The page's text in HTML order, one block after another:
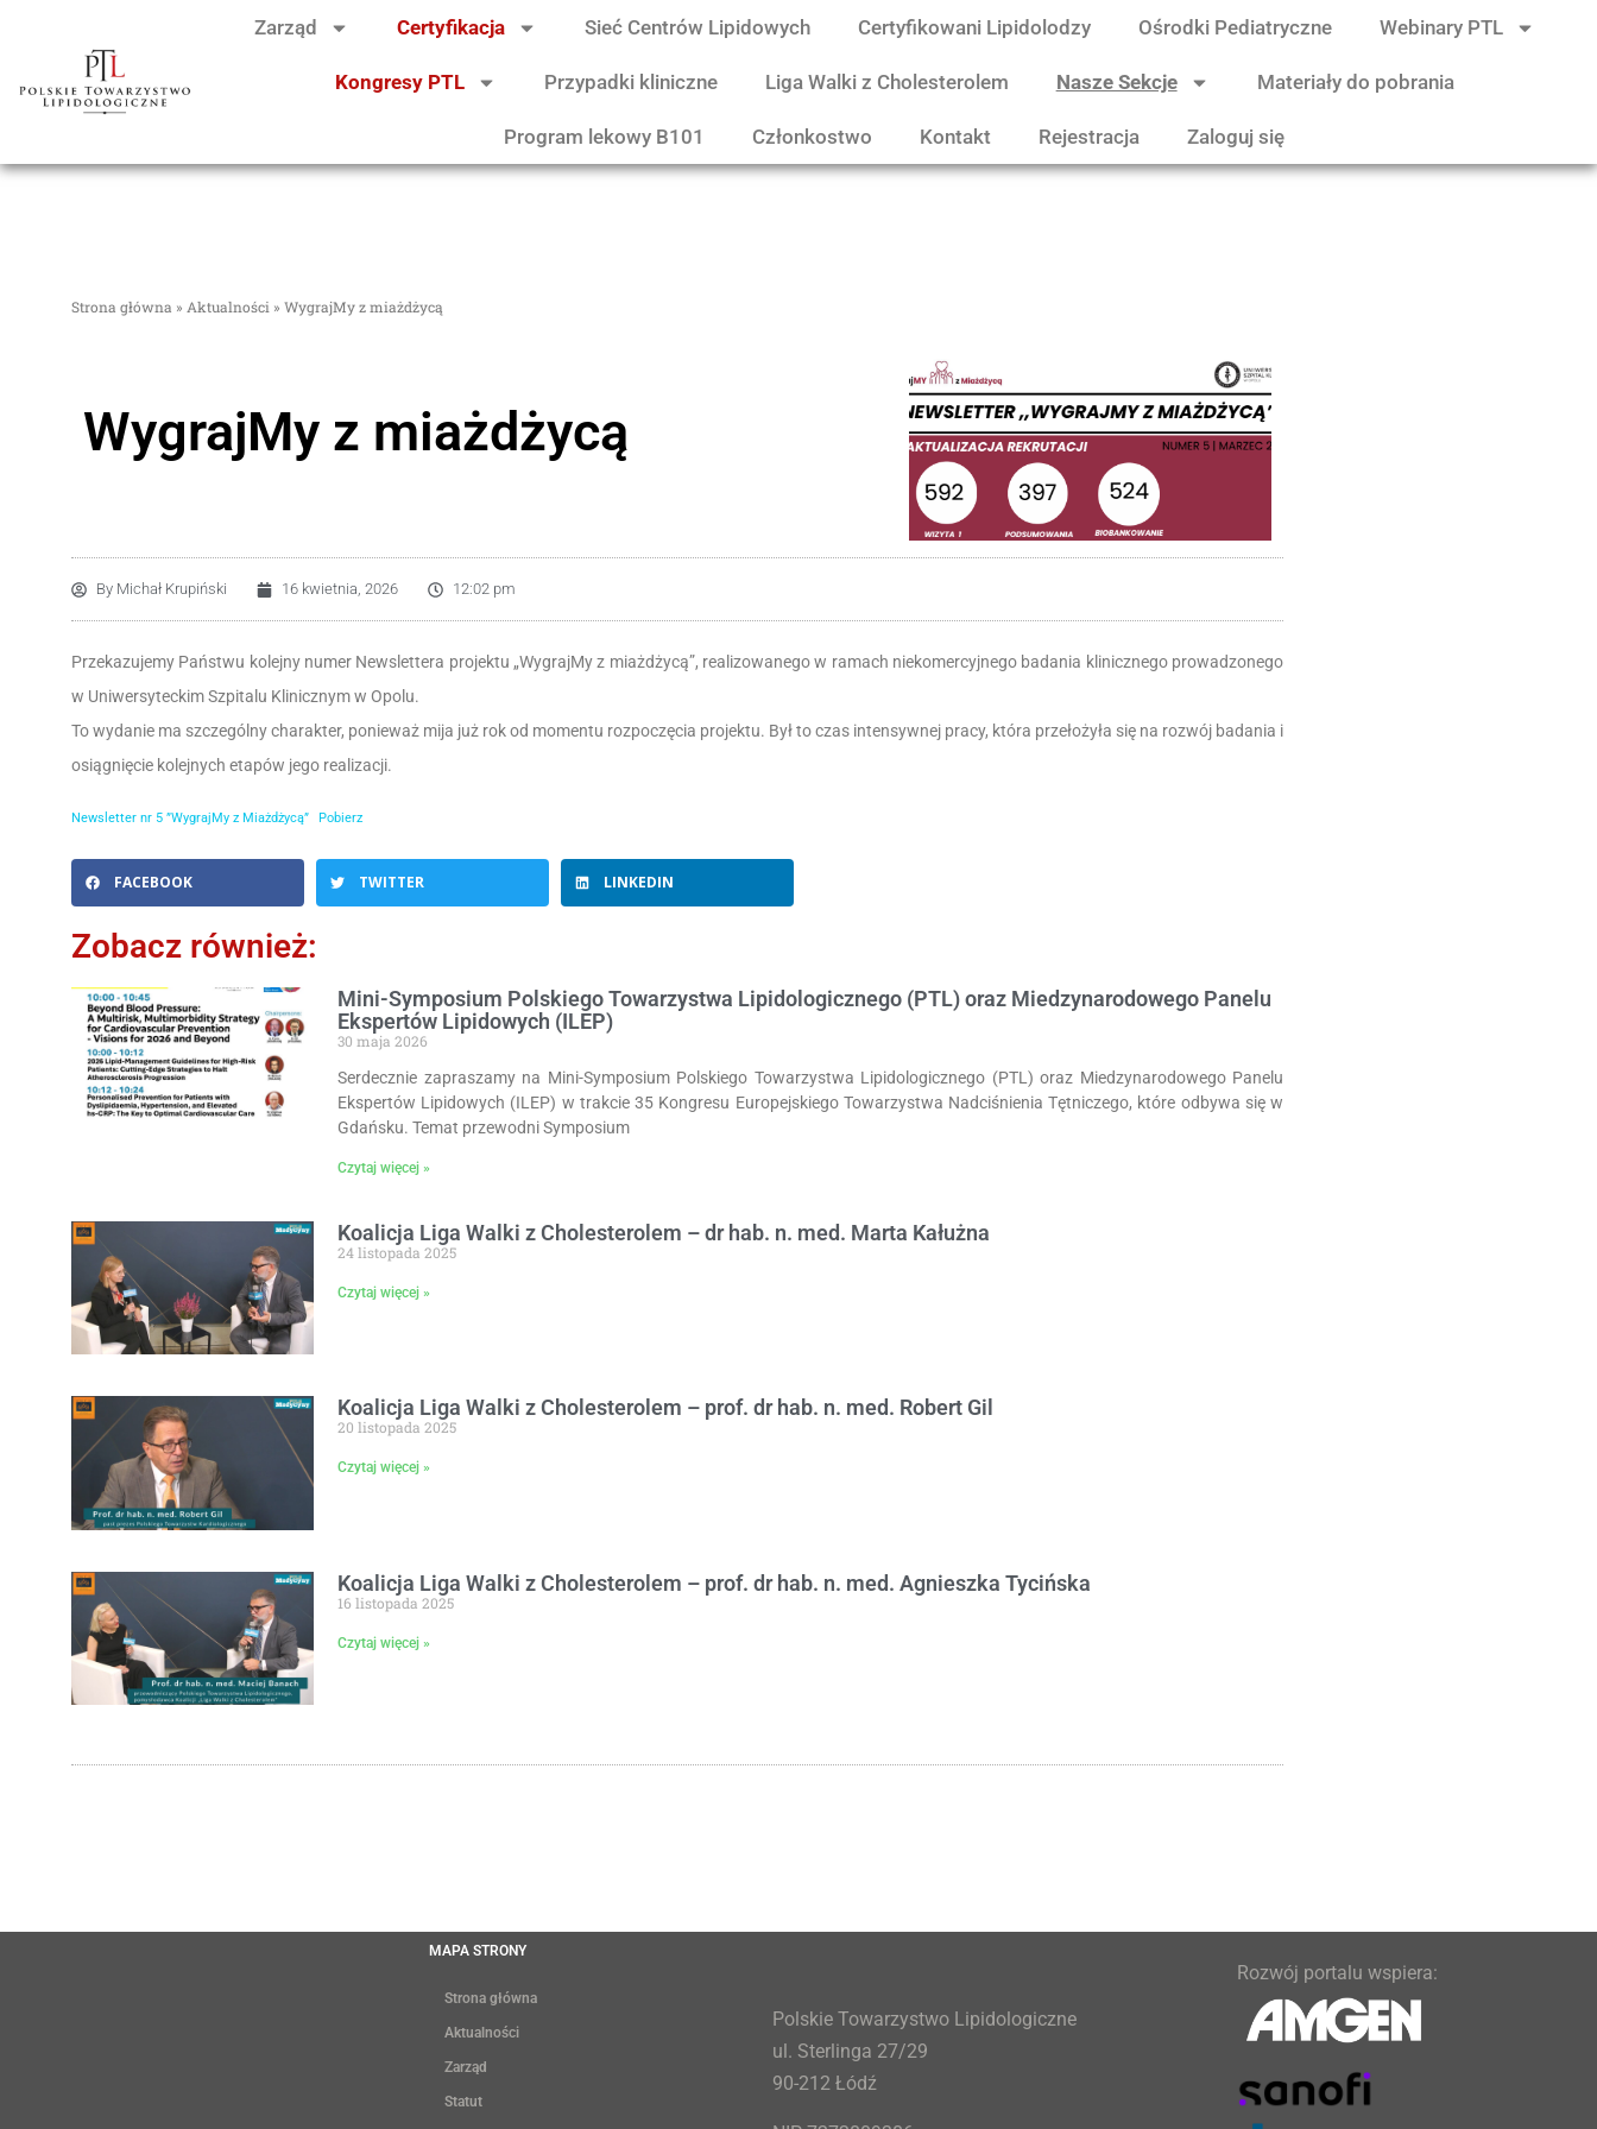
Zarząd Certyfikacja Sieć Centrów Lipidowych Certyfikowani Lipidolodzy Ośrodki Pediatryczne Webinary PTL
Kongresy PTL Przypadki kliniczne Liga Walki z Cholesterolem Nasze Sekcje Materiały do pobrania
Program lekowy B101 Członkostwo Kontakt Rejestracja Zaloguj się
Strona główna » Aktualności » WygrajMy z miażdżycą
WygrajMy z miażdżycą
By Michał Krupiński 16 kwietnia, 2026 12:02 pm
Przekazujemy Państwu kolejny numer Newslettera projektu „WygrajMy z miażdżycą”, realizowanego w ramach niekomercyjnego badania klinicznego prowadzonego
w Uniwersyteckim Szpitalu Klinicznym w Opolu.
To wydanie ma szczególny charakter, ponieważ mija już rok od momentu rozpoczęcia projektu. Był to czas intensywnej pracy, która przełożyła się na rozwój badania i
osiągnięcie kolejnych etapów jego realizacji.
Newsletter nr 5 ”WygrajMy z Miażdżycą” Pobierz
FACEBOOK TWITTER LINKEDIN
Zobacz również:
Mini-Symposium Polskiego Towarzystwa Lipidologicznego (PTL) oraz Miedzynarodowego Panelu
Ekspertów Lipidowych (ILEP)
30 maja 2026
Serdecznie zapraszamy na Mini-Symposium Polskiego Towarzystwa Lipidologicznego (PTL) oraz Miedzynarodowego Panelu
Ekspertów Lipidowych (ILEP) w trakcie 35 Kongresu Europejskiego Towarzystwa Nadciśnienia Tętniczego, które odbywa się w
Gdańsku. Temat przewodni Symposium
Czytaj więcej »
Koalicja Liga Walki z Cholesterolem – dr hab. n. med. Marta Kałużna
24 listopada 2025
Czytaj więcej »
Koalicja Liga Walki z Cholesterolem – prof. dr hab. n. med. Robert Gil
20 listopada 2025
Czytaj więcej »
Koalicja Liga Walki z Cholesterolem – prof. dr hab. n. med. Agnieszka Tycińska
16 listopada 2025
Czytaj więcej »
MAPA STRONY
Strona główna
Aktualności
Zarząd
Statut
Polskie Towarzystwo Lipidologiczne
ul. Sterlinga 27/29
90-212 Łódź
Rozwój portalu wspiera: